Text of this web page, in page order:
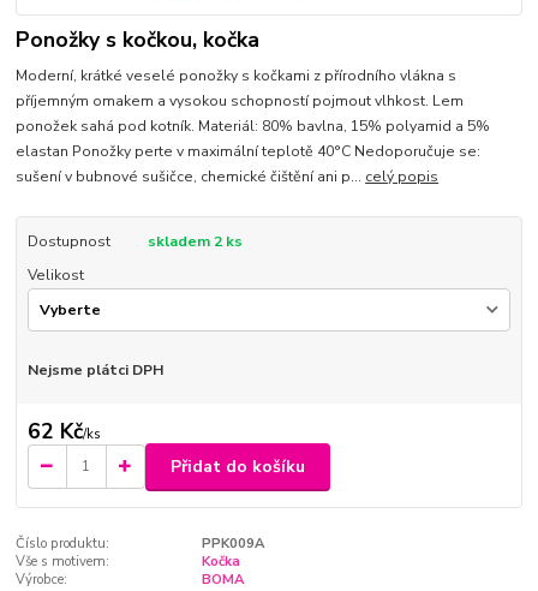
Ponožky s kočkou, kočka
Moderní, krátké veselé ponožky s kočkami z přírodního vlákna s
příjemným omakem a vysokou schopností pojmout vlhkost. Lem
ponožek sahá pod kotník. Materiál: 80% bavlna, 15% polyamid a 5%
elastan Ponožky perte v maximální teplotě 40°C Nedoporučuje se:
sušení v bubnové sušičce, chemické čištění ani p... celý popis
Dostupnost
skladem 2 ks
Velikost
Nejsme plátci DPH
62 Kč/ks
Přidat do košíku
Číslo produktu:
PPK009A
Vše s motivem:
Kočka
Výrobce:
BOMA